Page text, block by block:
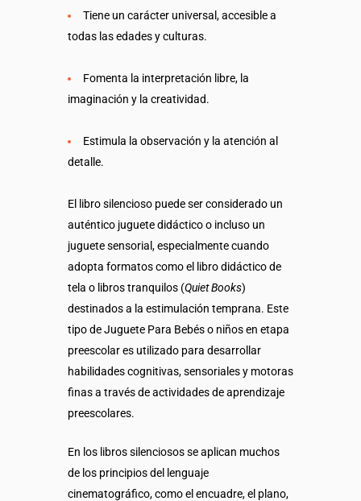
Tiene un carácter universal, accesible a
todas las edades y culturas.
Fomenta la interpretación libre, la
imaginación y la creatividad.
Estimula la observación y la atención al
detalle.
El libro silencioso puede ser considerado un
auténtico juguete didáctico o incluso un
juguete sensorial, especialmente cuando
adopta formatos como el libro didáctico de
tela o libros tranquilos (Quiet Books)
destinados a la estimulación temprana. Este
tipo de Juguete Para Bebés o niños en etapa
preescolar es utilizado para desarrollar
habilidades cognitivas, sensoriales y motoras
finas a través de actividades de aprendizaje
preescolares.
En los libros silenciosos se aplican muchos
de los principios del lenguaje
cinematográfico, como el encuadre, el plano,